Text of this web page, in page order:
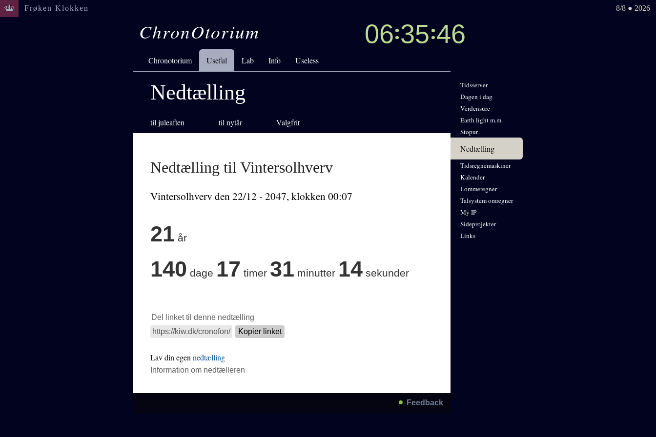
Frøken Klokken 8/8 ● 2026
06 35 46
ChronOtorium
Chronotorium Useful Lab Info Useless
Nedtælling
til juleaften til nytår Valgfrit
Nedtælling til Vintersolhverv
Vintersolhverv den 22/12 - 2047, klokken 00:07
21 år
140 dage 17 timer 31 minutter 14 sekunder
Del linket til denne nedtælling
Kopier linket
Lav din egen nedtælling
Information om nedtælleren
Tidsserver
Dagen i dag
Verdensure
Earth light m.m.
Stopur
Nedtælling
Tidsregnemaskiner
Kalender
Lommeregner
Talsystem omregner
My IP
Sideprojekter
Links
Feedback